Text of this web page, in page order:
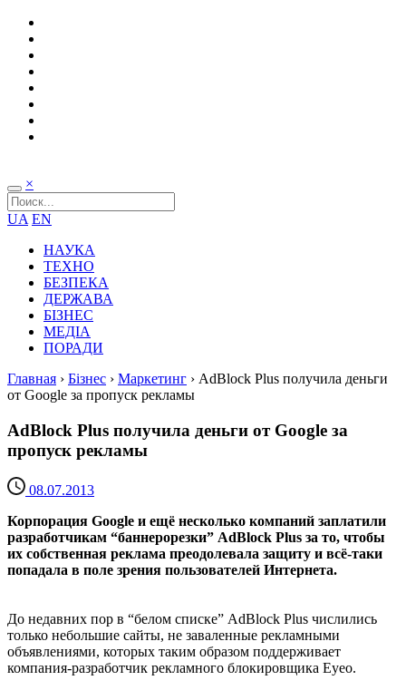
×
UA EN
НАУКА
ТЕХНО
БЕЗПЕКА
ДЕРЖАВА
БІЗНЕС
МЕДІА
ПОРАДИ
Главная › Бізнес › Маркетинг › AdBlock Plus получила деньги
от Google за пропуск рекламы
AdBlock Plus получила деньги от Google за
пропуск рекламы
08.07.2013
Корпорация Google и ещё несколько компаний заплатили
разработчикам “баннерорезки” AdBlock Plus за то, чтобы
их собственная реклама преодолевала защиту и всё-таки
попадала в поле зрения пользователей Интернета.
До недавних пор в “белом списке” AdBlock Plus числились
только небольшие сайты, не заваленные рекламными
объявлениями, которых таким образом поддерживает
компания-разработчик рекламного блокировщика Eyeo.